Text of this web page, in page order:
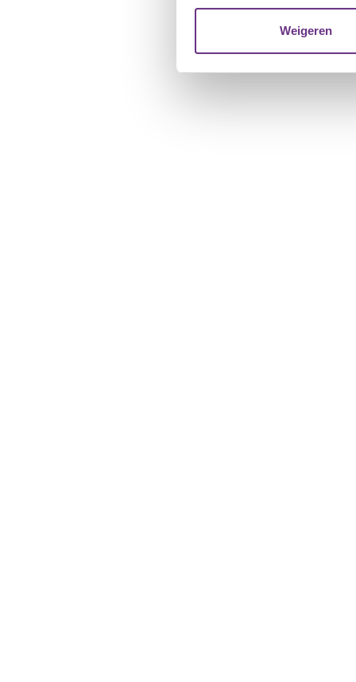
websiteverkeer te
media, adverteren en
Weigeren